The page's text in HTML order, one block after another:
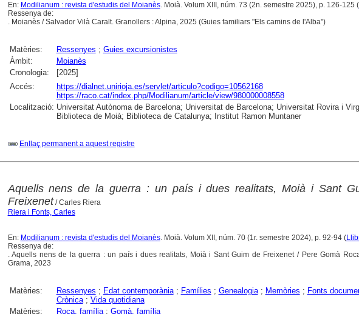
En: Modilianum : revista d'estudis del Moianès. Moià. Volum XIII, núm. 73 (2n. semestre 2025), p. 126-125 (
Ressenya de:
. Moianès / Salvador Vilà Caralt. Granollers : Alpina, 2025 (Guies familiars "Els camins de l'Alba")
Matèries: Ressenyes ; Guies excursionistes
Àmbit:
Moianès
Cronologia:
[2025]
Accés:
https://dialnet.unirioja.es/servlet/articulo?codigo=10562168
https://raco.cat/index.php/Modilianum/article/view/980000008558
Localització: Universitat Autònoma de Barcelona; Universitat de Barcelona; Universitat Rovira i
Biblioteca de Moià; Biblioteca de Catalunya; Institut Ramon Muntaner
Enllaç permanent a aquest registre
Aquells nens de la guerra : un país i dues realitats, Moià i Sant
Freixenet/ Carles Riera
Riera i Fonts, Carles
En: Modilianum : revista d'estudis del Moianès. Moià. Volum XII, núm. 70 (1r. semestre 2024), p. 92-94 (
Ressenya de:
. Aquells nens de la guerra : un país i dues realitats, Moià i Sant Guim de Freixenet / Pere Gomà
Grama, 2023
Matèries: Ressenyes ; Edat contemporània; Famílies ; Genealogia; Memòries ; Fonts
Crònica; Vida quotidiana
Matèries:
Roca, família; Gomà, família